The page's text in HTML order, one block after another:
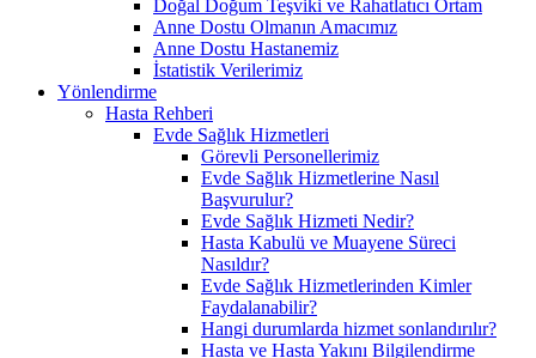
Doğal Doğum Teşviki ve Rahatlatıcı Ortam
Anne Dostu Olmanın Amacımız
Anne Dostu Hastanemiz
İstatistik Verilerimiz
Yönlendirme
Hasta Rehberi
Evde Sağlık Hizmetleri
Görevli Personellerimiz
Evde Sağlık Hizmetlerine Nasıl
Başvurulur?
Evde Sağlık Hizmeti Nedir?
Hasta Kabulü ve Muayene Süreci
Nasıldır?
Evde Sağlık Hizmetlerinden Kimler
Faydalanabilir?
Hangi durumlarda hizmet sonlandırılır?
Hasta ve Hasta Yakını Bilgilendirme